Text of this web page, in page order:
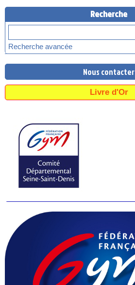
Recherche
Recherche avancée
Nous contacter
Livre d'Or